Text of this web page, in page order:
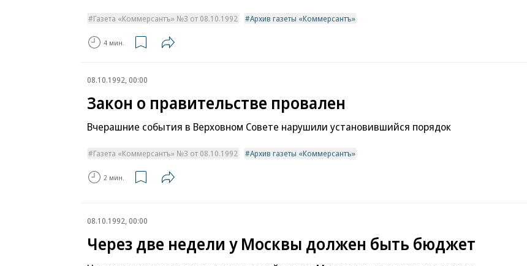
Газета «Коммерсантъ» №3 от 08.10.1992 Архив газеты «Коммерсантъ»
4 мин.
08.10.1992, 00:00
Закон о правительстве провален
Вчерашние события в Верховном Совете нарушили установившийся порядок
Газета «Коммерсантъ» №3 от 08.10.1992 Архив газеты «Коммерсантъ»
2 мин.
08.10.1992, 00:00
Через две недели у Москвы должен быть бюджет